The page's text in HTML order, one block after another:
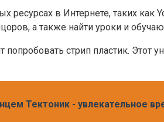
ресурсах в Интернете, таких
а также найти уроки и
стрип пластик.
Тектоник - увлекательное